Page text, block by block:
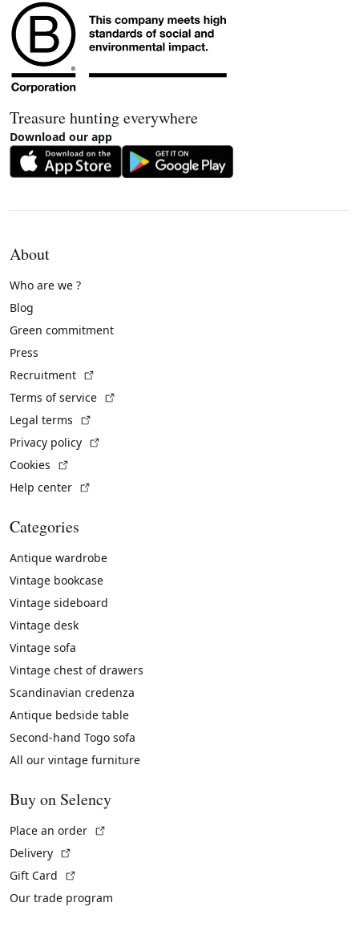
Treasure hunting everywhere
Download our app
About
Who are we ?
Blog
Green commitment
Press
Recruitment
Terms of service
Legal terms
Privacy policy
Cookies
Help center
Categories
Antique wardrobe
Vintage bookcase
Vintage sideboard
Vintage desk
Vintage sofa
Vintage chest of drawers
Scandinavian credenza
Antique bedside table
Second-hand Togo sofa
All our vintage furniture
Buy on Selency
Place an order
Delivery
Gift Card
Our trade program